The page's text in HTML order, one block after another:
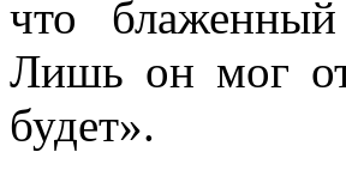
что
Лишь он мог
будет».